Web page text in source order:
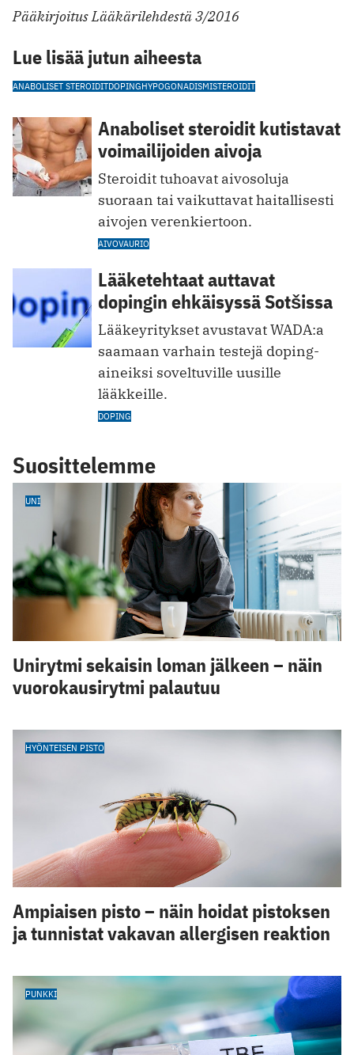
Pääkirjoitus Lääkärilehdestä 3/2016
Lue lisää jutun aiheesta
ANABOLISET STEROIDITDOPINGHYPOGONADISMISTEROIDIT
Anaboliset steroidit kutistavat
voimailijoiden aivoja
Steroidit tuhoavat aivosoluja
suoraan tai vaikuttavat haitallisesti
aivojen verenkiertoon.
AIVOVAURIO
Lääketehtaat auttavat
dopingin ehkäisyssä Sotšissa
Lääkeyritykset avustavat WADA:a
saamaan varhain testejä doping-
aineiksi soveltuville uusille
lääkkeille.
DOPING
Suosittelemme
UNI
Unirytmi sekaisin loman jälkeen – näin
vuorokausirytmi palautuu
HYÖNTEISEN PISTO
Ampiaisen pisto – näin hoidat pistoksen
ja tunnistat vakavan allergisen reaktion
PUNKKI